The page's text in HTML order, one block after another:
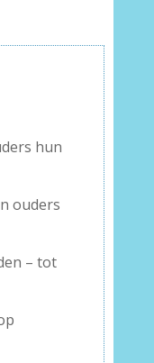
hun
ouders
– tot